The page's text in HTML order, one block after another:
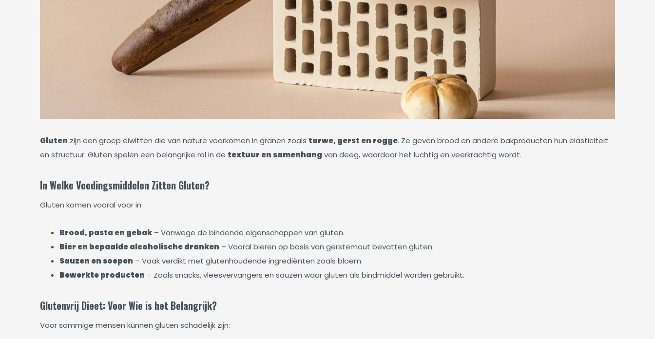
Gluten zijn een groep eiwitten die van nature voorkomen in granen zoals tarwe, gerst en rogge. Ze geven brood en andere bakproducten hun elasticiteit
en structuur. Gluten spelen een belangrijke rol in de textuur en samenhang van deeg, waardoor het luchtig en veerkrachtig wordt.
In Welke Voedingsmiddelen Zitten Gluten?
Gluten komen vooral voor in:
Brood, pasta en gebak – Vanwege de bindende eigenschappen van gluten.
Bier en bepaalde alcoholische dranken – Vooral bieren op basis van gerstemout bevatten gluten.
Sauzen en soepen – Vaak verdikt met glutenhoudende ingrediënten zoals bloem.
Bewerkte producten – Zoals snacks, vleesvervangers en sauzen waar gluten als bindmiddel worden gebruikt.
Glutenvrij Dieet: Voor Wie is het Belangrijk?
Voor sommige mensen kunnen gluten schadelijk zijn: